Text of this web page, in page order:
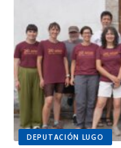
DEPUTACIÓN LUGO